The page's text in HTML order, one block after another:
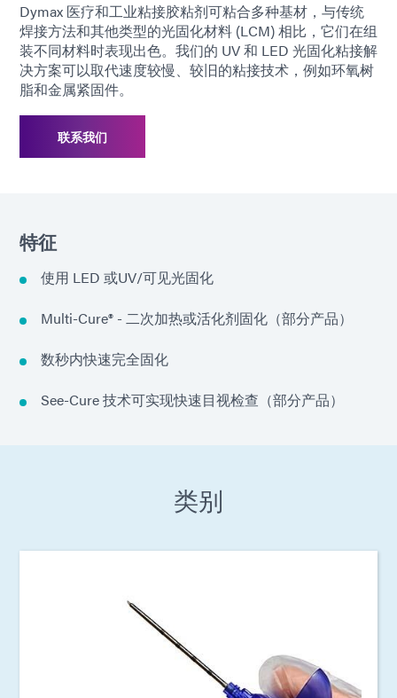
Dymax 医疗和工业粘接胶粘剂可粘合多种基材，与传统
焊接方法和其他类型的光固化材料 (LCM) 相比，它们在组
装不同材料时表现出色。我们的 UV 和 LED 光固化粘接解
决方案可以取代速度较慢、较旧的粘接技术，例如环氧树
脂和金属紧固件。
联系我们
特征
使用 LED 或UV/可见光固化
Multi-Cure® - 二次加热或活化剂固化（部分产品）
数秒内快速完全固化
See-Cure 技术可实现快速目视检查（部分产品）
类别